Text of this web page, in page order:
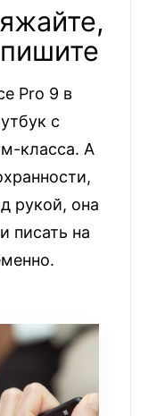
Pro 9 в
с
класса. А
рукой, она
писать на